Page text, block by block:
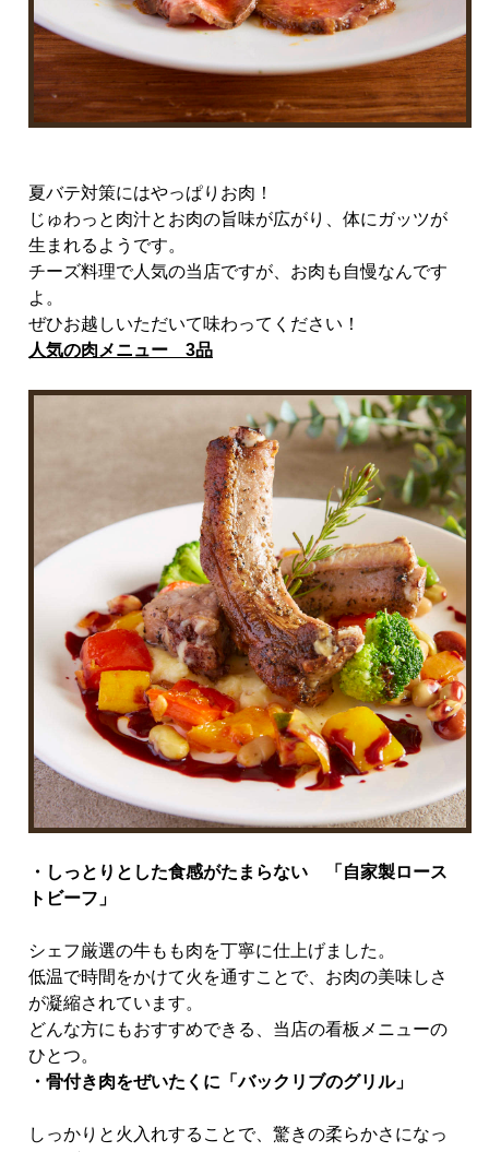
夏バテ対策にはやっぱりお肉！
じゅわっと肉汁とお肉の旨味が広がり、体にガッツが
生まれるようです。
チーズ料理で人気の当店ですが、お肉も自慢なんです
よ。
ぜひお越しいただいて味わってください！
人気の肉メニュー 3品
・しっとりとした食感がたまらない 「自家製ロース
トビーフ」
シェフ厳選の牛もも肉を丁寧に仕上げました。
低温で時間をかけて火を通すことで、お肉の美味しさ
が凝縮されています。
どんな方にもおすすめできる、当店の看板メニューの
ひとつ。
・骨付き肉をぜいたくに「バックリブのグリル」
しっかりと火入れすることで、驚きの柔らかさになっ